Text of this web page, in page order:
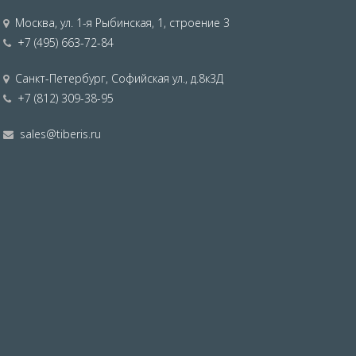
Москва,ул. 1-я Рыбинская, 1, строение 3
+7 (495) 663-72-84
Санкт-Петербург, Софийская ул., д.8к3Д
+7 (812) 309-38-95
sales@tiberis.ru